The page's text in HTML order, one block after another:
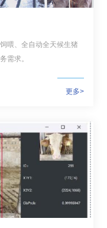
喂、全自动全天候生猪
需求。
更多>